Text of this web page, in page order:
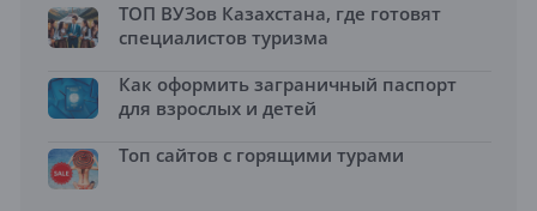
ТОП ВУЗов Казахстана, где готовят
специалистов туризма
Как оформить заграничный паспорт
для взрослых и детей
Топ сайтов с горящими турами